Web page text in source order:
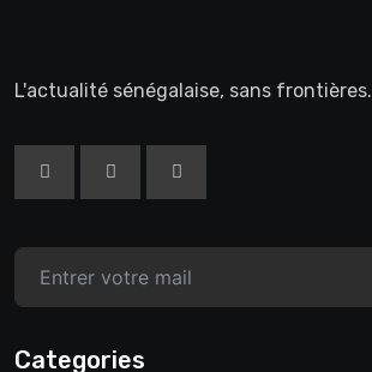
L'actualité sénégalaise, sans frontières.
Categories